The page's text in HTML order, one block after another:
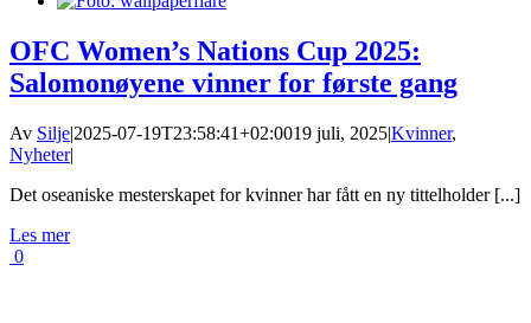
OFC Women’s Nations Cup 2025:
Salomonøyene vinner for første gang
Av Silje|2025-07-19T23:58:41+02:0019 juli, 2025|Kvinner,
Nyheter|
Det oseaniske mesterskapet for kvinner har fått en ny tittelholder [...]
Les mer
0